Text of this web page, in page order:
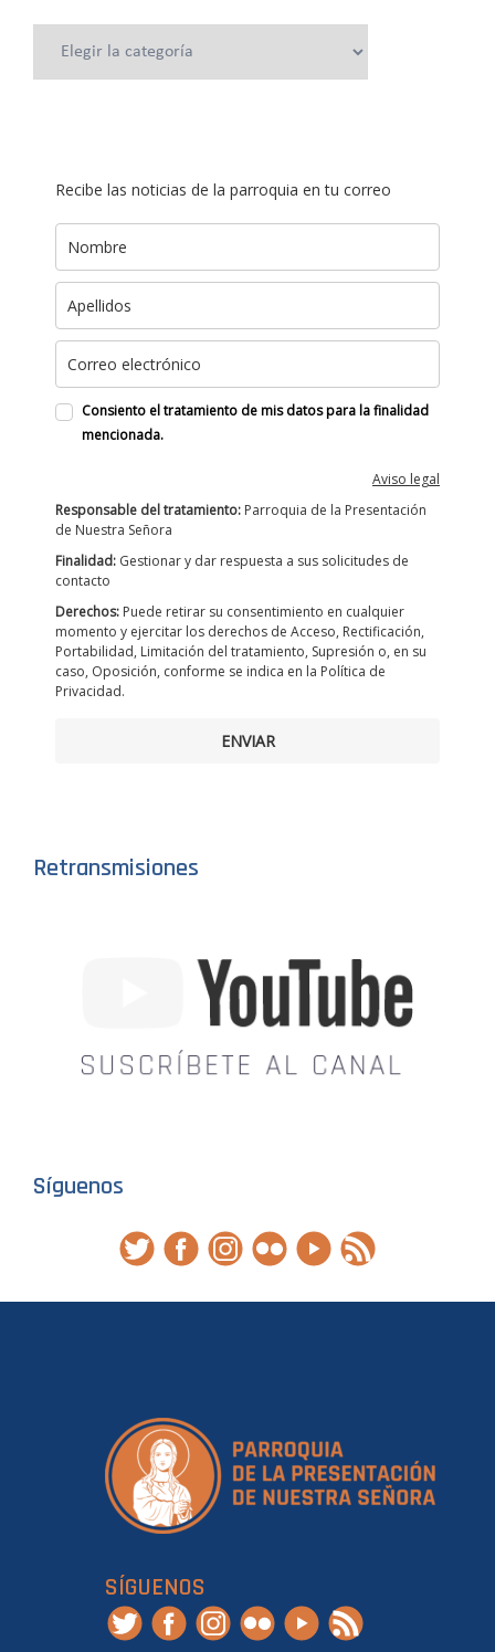
Recibe las noticias de la parroquia en tu correo
Consiento el tratamiento de mis datos para la finalidad
mencionada.
Aviso legal
Responsable del tratamiento: Parroquia de la Presentación
de Nuestra Señora
Finalidad: Gestionar y dar respuesta a sus solicitudes de
contacto
Derechos: Puede retirar su consentimiento en cualquier
momento y ejercitar los derechos de Acceso, Rectificación,
Portabilidad, Limitación del tratamiento, Supresión o, en su
caso, Oposición, conforme se indica en la Política de
Privacidad.
ENVIAR
Retransmisiones
Síguenos
SÍGUENOS